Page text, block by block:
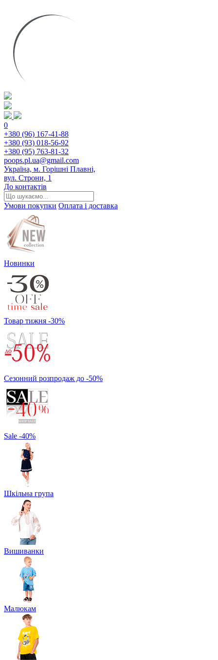
0
+380 (96) 167-41-88
+380 (93) 018-56-92
+380 (95) 763-81-32
poops.pl.ua@gmail.com
Україна, м. Горішні Плавні,
вул. Строни, 1
До контактів
Умови покупки Оплата і доставка
Новинки
Товар тижня -30%
Сезонний розпродаж до -50%
Sale -40%
Шкільна група
Вишиванки
Малюкам